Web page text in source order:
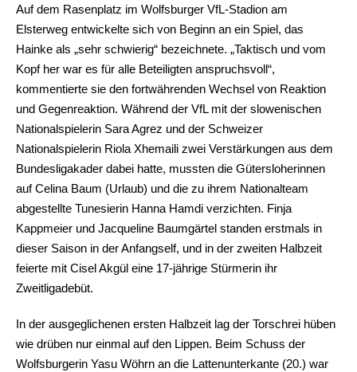
Auf dem Rasenplatz im Wolfsburger VfL-Stadion am
Elsterweg entwickelte sich von Beginn an ein Spiel, das
Hainke als „sehr schwierig“ bezeichnete. „Taktisch und vom
Kopf her war es für alle Beteiligten anspruchsvoll“,
kommentierte sie den fortwährenden Wechsel von Reaktion
und Gegenreaktion. Während der VfL mit der slowenischen
Nationalspielerin Sara Agrez und der Schweizer
Nationalspielerin Riola Xhemaili zwei Verstärkungen aus dem
Bundesligakader dabei hatte, mussten die Gütersloherinnen
auf Celina Baum (Urlaub) und die zu ihrem Nationalteam
abgestellte Tunesierin Hanna Hamdi verzichten. Finja
Kappmeier und Jacqueline Baumgärtel standen erstmals in
dieser Saison in der Anfangself, und in der zweiten Halbzeit
feierte mit Cisel Akgül eine 17-jährige Stürmerin ihr
Zweitligadebüt.
In der ausgeglichenen ersten Halbzeit lag der Torschrei hüben
wie drüben nur einmal auf den Lippen. Beim Schuss der
Wolfsburgerin Yasu Wöhrn an die Lattenunterkante (20.) war